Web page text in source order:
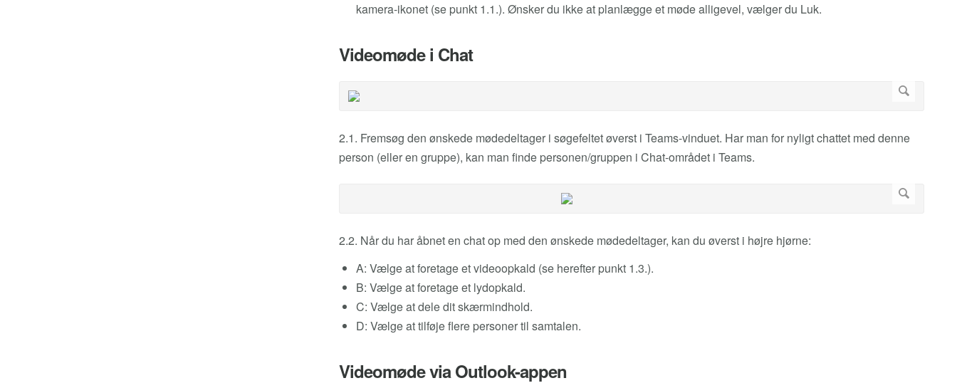
kamera-ikonet (se punkt 1.1.). Ønsker du ikke at planlægge et møde alligevel, vælger du Luk.
Videomøde i Chat
2.1. Fremsøg den ønskede mødedeltager i søgefeltet øverst i Teams-vinduet. Har man for nyligt chattet med denne
person (eller en gruppe), kan man finde personen/gruppen i Chat-området i Teams.
2.2. Når du har åbnet en chat op med den ønskede mødedeltager, kan du øverst i højre hjørne:
A: Vælge at foretage et videoopkald (se herefter punkt 1.3.).
B: Vælge at foretage et lydopkald.
C: Vælge at dele dit skærmindhold.
D: Vælge at tilføje flere personer til samtalen.
Videomøde via Outlook-appen